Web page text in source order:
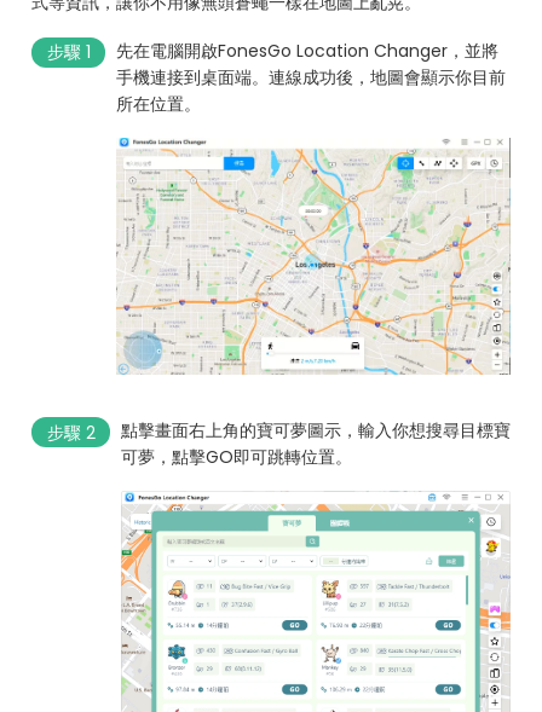
步驟 1
先在電腦開啟FonesGo Location Changer，並將
手機連接到桌面端。連線成功後，地圖會顯示你目前
所在位置。
步驟 2
點擊畫面右上角的寶可夢圖示，輸入你想搜尋目標寶
可夢，點擊GO即可跳轉位置。